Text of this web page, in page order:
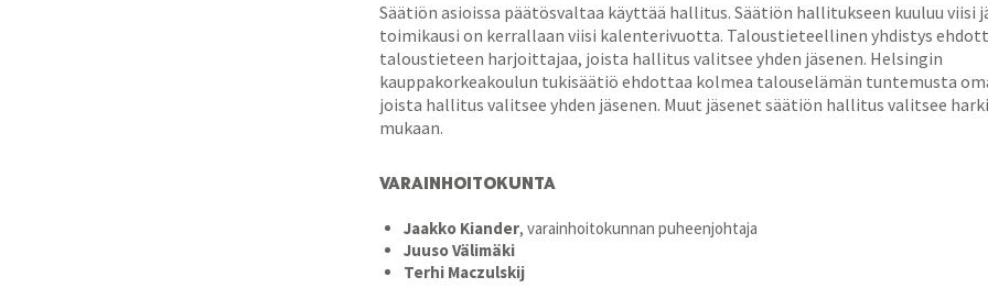
Säätiön asioissa päätösvaltaa käyttää hallitus. Säätiön hallitukseen kuuluu viisi
toimikausi on kerrallaan viisi kalenterivuotta. Taloustieteellinen yhdistys
taloustieteen harjoittajaa, joista hallitus valitsee yhden jäsenen. Helsingin
kauppakorkeakoulun tukisäätiö ehdottaa kolmea talouselämän tuntemusta
joista hallitus valitsee yhden jäsenen. Muut jäsenet säätiön hallitus valitsee
mukaan.
VARAINHOITOKUNTA
Jaakko Kiander, varainhoitokunnan puheenjohtaja
Juuso Välimäki
Terhi Maczulskij